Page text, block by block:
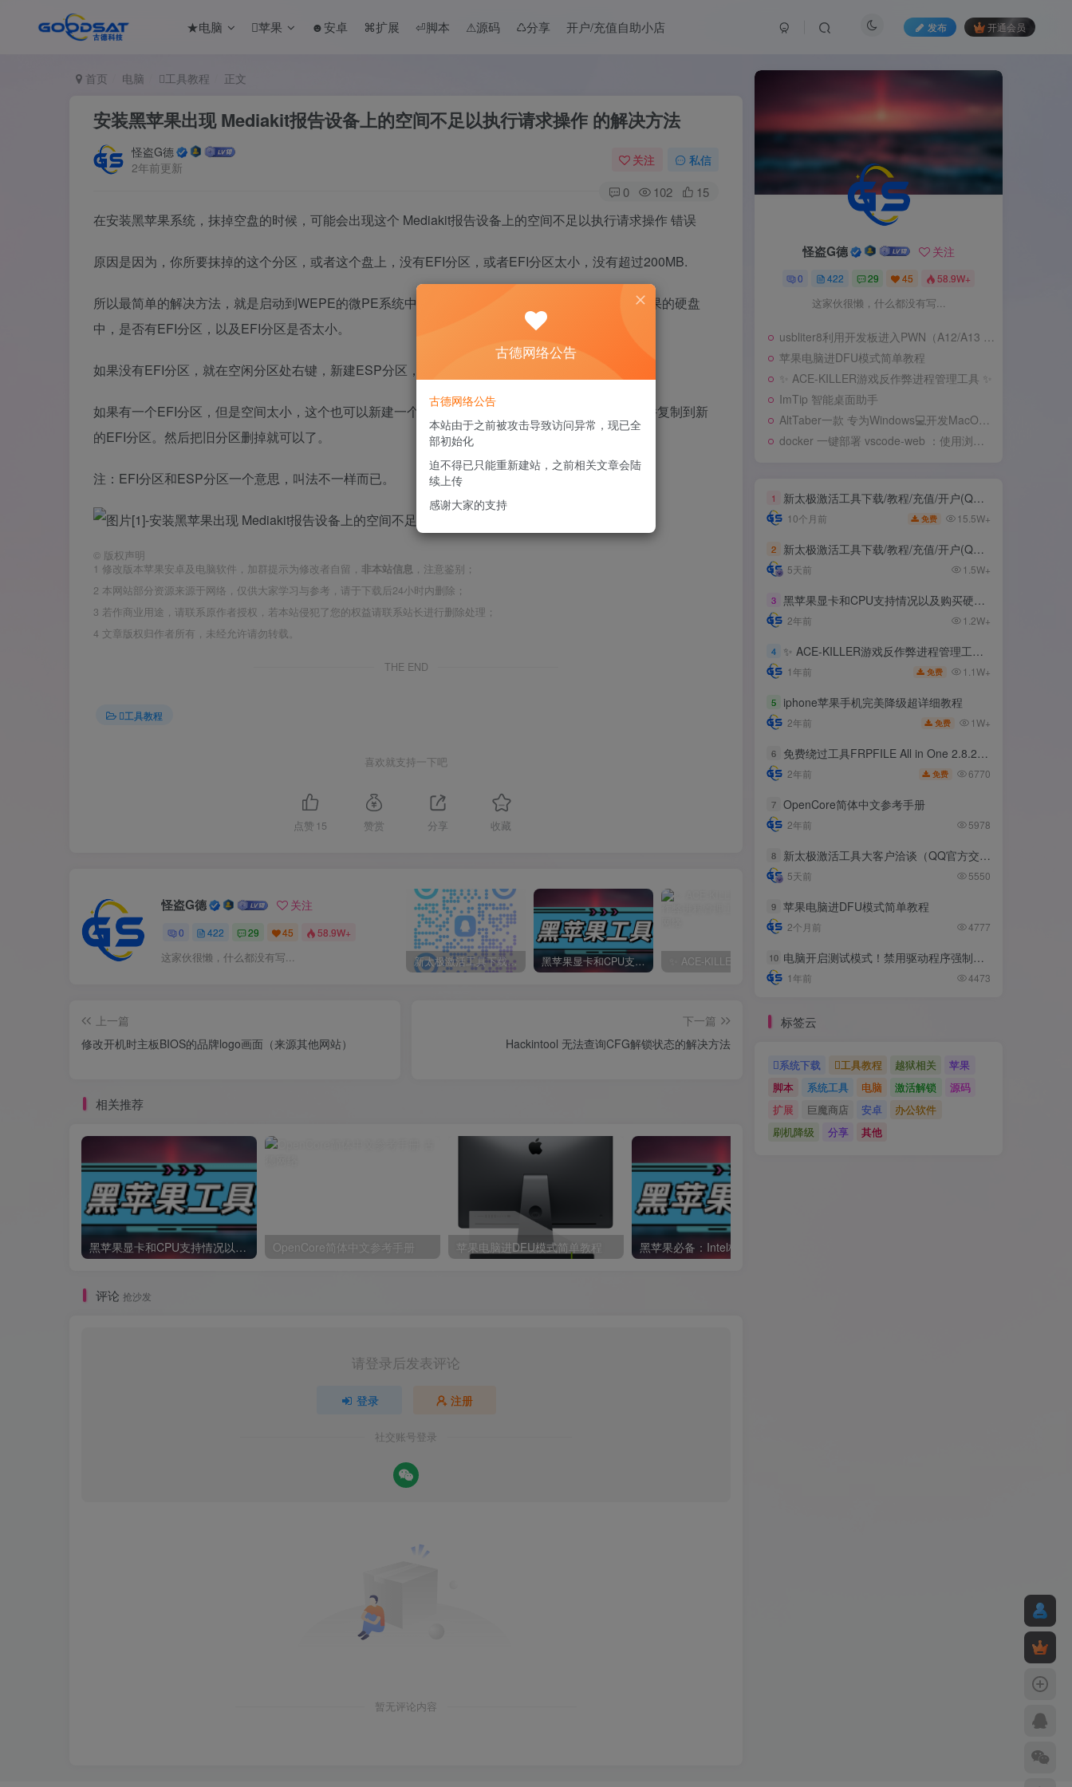
★电脑 苹果 ☻安卓 ⌘扩展 ⏎脚本 ⚠︎源码 ♺分享 开户/充值自助小店 发布 开通会员
首页 电脑 工具教程 正文
安装黑苹果出现 Mediakit报告设备上的空间不足以执行请求操作 的解决方法
怪盗G德
2年前更新
关注 私信
0 102 15
在安装黑苹果系统，抹掉空盘的时候，可能会出现这个 Mediakit报告设备上的空间不足以执行请求操作 错误
原因是因为，你所要抹掉的这个分区，或者这个盘上，没有EFI分区，或者EFI分区太小，没有超过200MB.
所以最简单的解决方法，就是启动到WEPE的微PE系统中，使用DiskGenius，看一下想要安装黑苹果的硬盘
中，是否有EFI分区，以及EFI分区是否太小。
如果没有EFI分区，就在空闲分区处右键，新建ESP分区，大小超过200mb就可以了，比如写300mb.
如果有一个EFI分区，但是空间太小，这个也可以新建一个新的ESP分区，然后把旧EFI分区中的文件复制到新
的EFI分区。然后把旧分区删掉就可以了。
注：EFI分区和ESP分区一个意思，叫法不一样而已。
© 版权声明
1 修改版本苹果安卓及电脑软件，加群提示为修改者自留， 非本站信息 ，注意鉴别；
2 本网站部分资源来源于网络，仅供大家学习与参考，请于下载后24小时内删除；
3 若作商业用途，请联系原作者授权，若本站侵犯了您的权益请联系站长进行删除处理；
4 文章版权归作者所有，未经允许请勿转载。
THE END
工具教程
喜欢就支持一下吧
点赞 15 赞赏 分享 收藏
怪盗G德 关注
0 422 29 45 58.9W+
这家伙很懒，什么都没有写... 新太极激活工具下载/教程/充值/开户(QQ交流群号749113977) 黑苹果显卡和CPU支持情况以及购买硬件防踩坑指南 iphone苹果手机完美降级超详细教程
上一篇
修改开机时主板BIOS的品牌logo画面（来源其他网站）
下一篇
Hackintool 无法查询CFG解锁状态的解决方法
相关推荐
黑苹果显卡和CPU支持情况以及购买硬件防踩坑指南 OpenCore简体中文参考手册 苹果电脑进DFU模式简单教程
评论 抢沙发
请登录后发表评论
登录 注册
社交账号登录
暂无评论内容
怪盗G德 关注
0 422 29 45 58.9W+
这家伙很懒，什么都没有写...
usbliter8利用开发板进入PWN（A12/A13 SecureROM 漏洞利用）
苹果电脑进DFU模式简单教程
✨ ACE-KILLER游戏反作弊进程管理工具 ✨
ImTip 智能桌面助手
AltTaber一款 专为Windows💻️开发MacOS 风格的窗口/应用切换器
docker 一键部署 vscode-web ：使用浏览器远程开发
1 新太极激活工具下载/教程/充值/开户(QQ交流群号749113977)
10个月前 免费 15.5W+
2 新太极激活工具下载/教程/充值/开户(QQ交流群号:523943346)
5天前 1.5W+
3 黑苹果显卡和CPU支持情况以及购买硬件防踩坑指南
2年前 1.2W+
4 ✨ ACE-KILLER游戏反作弊进程管理工具 ✨
1年前 免费 1.1W+
5 iphone苹果手机完美降级超详细教程
2年前 免费 1W+
6 免费绕过工具FRPFILE All in One 2.8.2，支持iOS 12.5.3~14.8
2年前 免费 6770
7 OpenCore简体中文参考手册
2年前 5978
8 新太极激活工具大客户洽谈（QQ官方交流群：523943346）
5天前 5550
9 苹果电脑进DFU模式简单教程
2个月前 4777
10 电脑开启测试模式！禁用驱动程序强制签名！（大概操作方法）
1年前 4473
标签云
系统下载 工具教程 越狱相关
苹果
脚本
系统工具 电脑 激活解锁
源码
扩展
巨魔商店 安卓
办公软件
刷机降级
分享 其他
古德网络公告
古德网络公告
本站由于之前被攻击导致访问异常，现已全
部初始化
迫不得已只能重新建站，之前相关文章会陆
续上传
感谢大家的支持